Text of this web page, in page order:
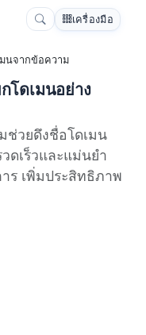
เครื่องมือ
นจากข้อความ
โดเมนอย่าง
ช่วยดึงชื่อโดเมน
ดเร็วและแม่นยำ
ร เพิ่มประสิทธิภาพ